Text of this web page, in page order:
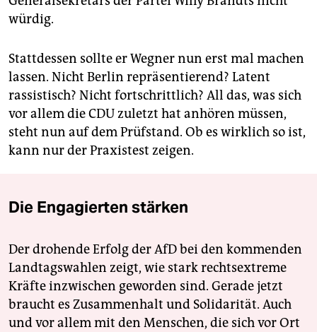
würdig.
Stattdessen sollte er Wegner nun erst mal machen
lassen. Nicht Berlin repräsentierend? Latent
rassistisch? Nicht fortschrittlich? All das, was sich
vor allem die CDU zuletzt hat anhören müssen,
steht nun auf dem Prüfstand. Ob es wirklich so ist,
kann nur der Praxistest zeigen.
Die Engagierten stärken
Der drohende Erfolg der AfD bei den kommenden
Landtagswahlen zeigt, wie stark rechtsextreme
Kräfte inzwischen geworden sind. Gerade jetzt
braucht es Zusammenhalt und Solidarität. Auch
und vor allem mit den Menschen, die sich vor Ort